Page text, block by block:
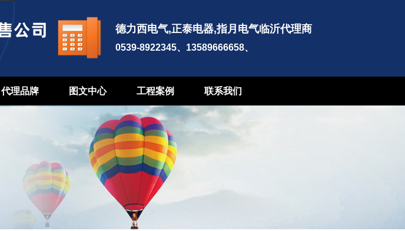
德力西电气,正泰电器,指月电气临沂代理商
0539-8922345、13589666658、
代理品牌 图文中心 工程案例 联系我们